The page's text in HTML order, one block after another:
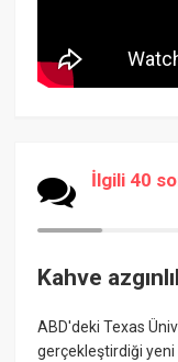
İlgili 40
Kahve
ABD'deki Texas
gerçekleştirdiği yeni